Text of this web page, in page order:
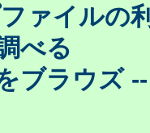
ァイルの
べる
ブラウズ